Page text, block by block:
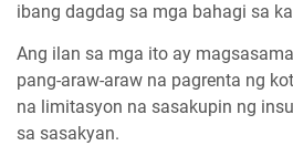
ibang dagdag sa mga bahagi sa
Ang ilan sa mga ito ay
pang-araw-araw na pagrenta ng
na limitasyon na sasakupin ng
sa sasakyan.